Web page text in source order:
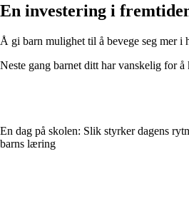
En investering i
Å gi barn mulighet til å bevege seg mer
Neste gang barnet ditt har vanskelig for
En dag på skolen: Slik styrker dagens
barns læring